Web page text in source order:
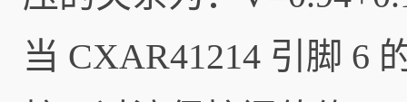
当 CXAR41214 引脚 6